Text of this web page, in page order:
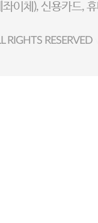
에스크로 서비스확
이체), 신용카드,
RESERVED